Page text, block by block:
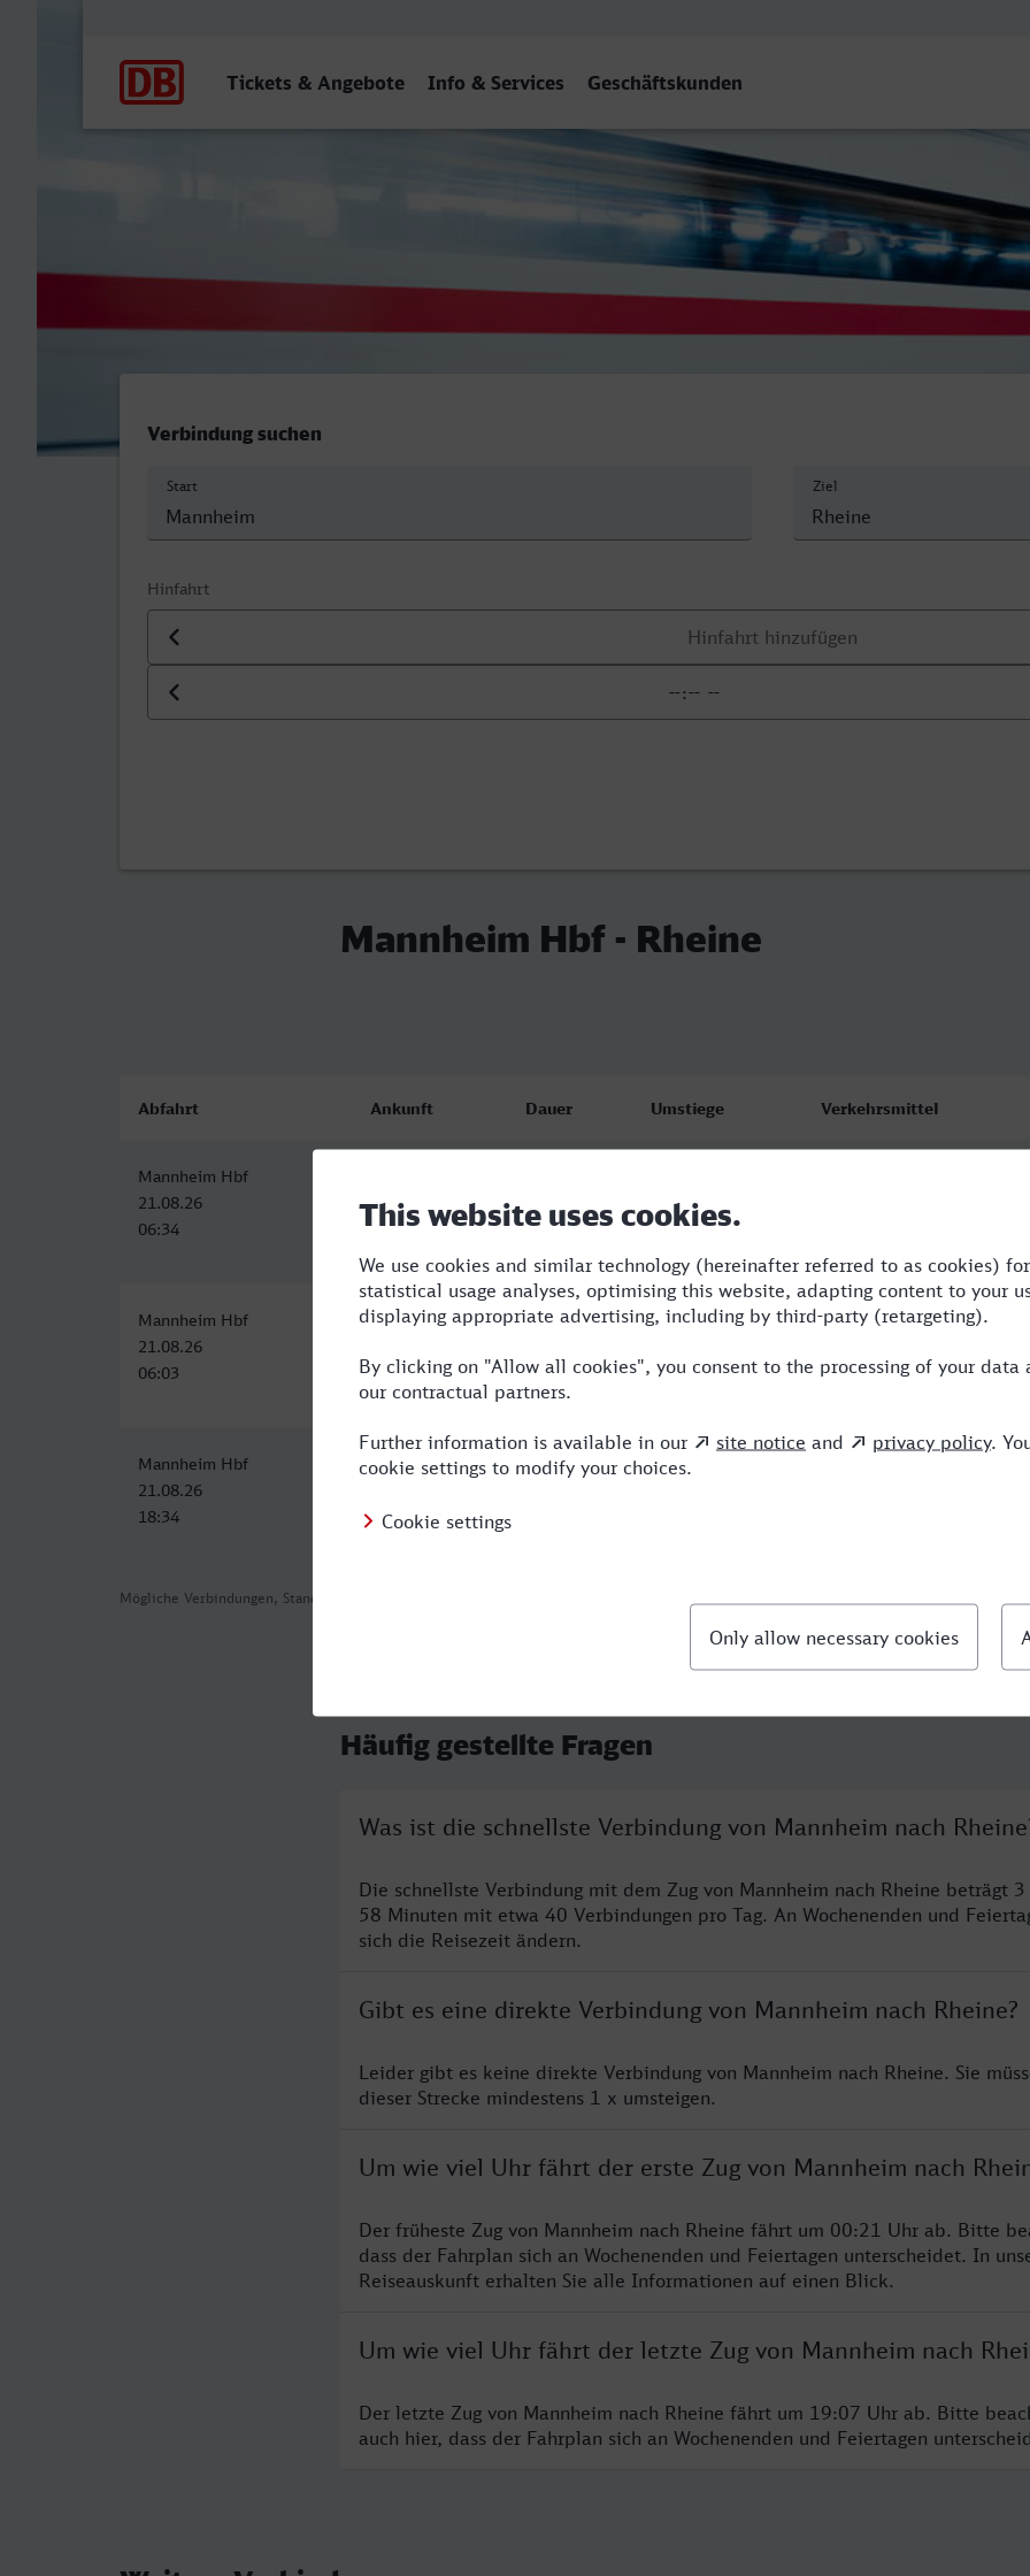
Tickets & Angebote Info & Services Geschäftskunden
Verbindung suchen
Start Ziel
Hinfahrt
Datum der Hinfahrt
Uhrzeit der Hinfahrt
Mannheim Hbf - Rheine
Mögliche Verbindungen, Stand: 2026-08-07 02:18
Abfahrt Ankunft Dauer Umstiege Verkehrsmittel
Mannheim Hbf
21.08.26
06:34
21.08.26
10:32
Mannheim Hbf
21.08.26
06:03
Rheine
11:33
5:30 1 ICE
Mannheim Hbf
21.08.26
18:34
Rheine
22:43
4:09 1
Häufig gestellte Fragen
Was ist die schnellste Verbindung von Mannheim nach
Die schnellste Verbindung mit dem Zug von Mannheim nach Rheine beträgt 3
58 Minuten mit etwa 40 Verbindungen pro Tag. An Wochenenden und
sich die Reisezeit ändern.
Gibt es eine direkte Verbindung von Mannheim nach Rheine?
Leider gibt es keine direkte Verbindung von Mannheim nach Rheine. Sie
dieser Strecke mindestens 1 x umsteigen.
Um wie viel Uhr fährt der erste Zug von Mannheim nach
Der früheste Zug von Mannheim nach Rheine fährt um 00:21 Uhr ab. Bitte
dass der Fahrplan sich an Wochenenden und Feiertagen unterscheidet. In
Reiseauskunft erhalten Sie alle Informationen auf einen Blick.
Um wie viel Uhr fährt der letzte Zug von Mannheim nach
Der letzte Zug von Mannheim nach Rheine fährt um 19:07 Uhr ab. Bitte
auch hier, dass der Fahrplan sich an Wochenenden und Feiertagen